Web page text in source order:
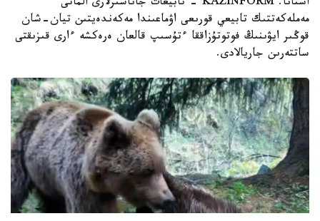
استانا. KAZINFORM - تابيعات جاناشىرلارى الماتى
مەملەكەتتىك تابيعي قورىعى اۋماعىندا مەكەندەيتىن تيان-شان
قوڭىر ايۋىنىڭ فوتوتۇزاققا ءتۇسىپ قالعان ەرەكشە ءارى قىزىقتى
ساتتەرىن جاريالادى.